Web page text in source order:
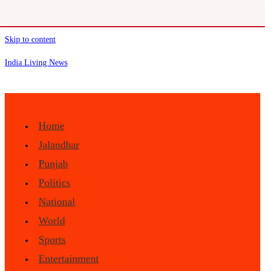
Skip to content
India Living News
Home
Jalandhar
Punjab
Politics
National
World
Sports
Entertainment